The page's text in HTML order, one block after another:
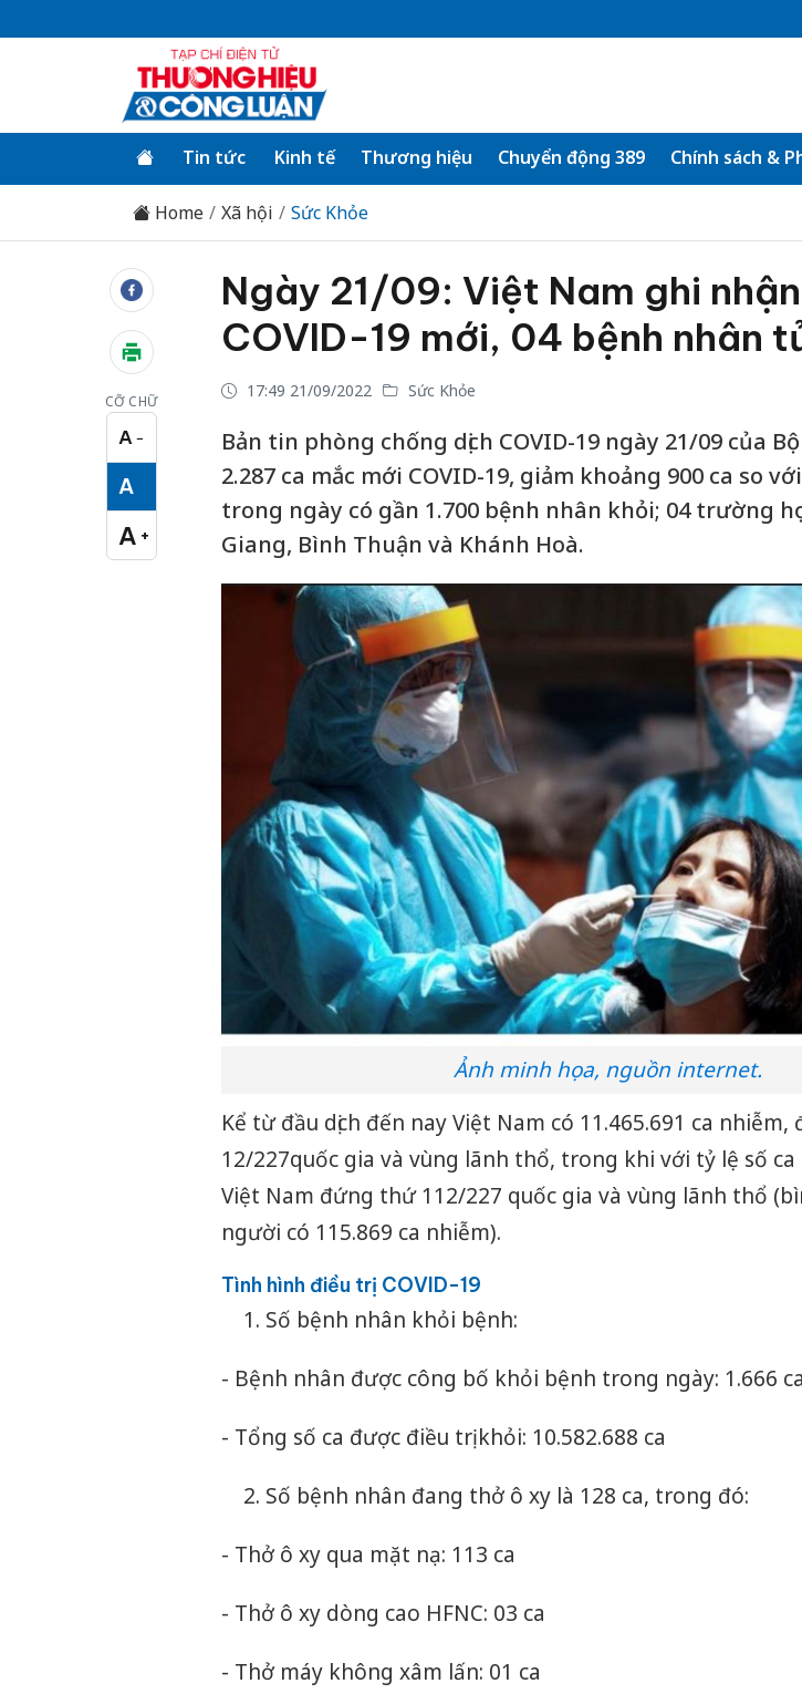
Tin tức Kinh tế Thương hiệu Chuyển động 389 Chính sách &
Home Xã hội Sức Khỏe
CỠ CHỮ
A −
Cỡ chữ nhỏ
A
Cỡ chữ vừa
A +
Cỡ chữ lớn
Ngày 21/09: Việt Nam ghi
COVID-19 mới, 04 bệnh nhân
17:49 21/09/2022 Sức Khỏe
Bản tin phòng chống dịch COVID-19 ngày 21/09 của
2.287 ca mắc mới COVID-19, giảm khoảng 900 ca so
trong ngày có gần 1.700 bệnh nhân khỏi; 04 trường
Giang, Bình Thuận và Khánh Hoà.
Ảnh minh họa, nguồn internet.
Kể từ đầu dịch đến nay Việt Nam có 11.465.691 ca
12/227quốc gia và vùng lãnh thổ, trong khi với tỷ lệ số
Việt Nam đứng thứ 112/227 quốc gia và vùng lãnh thổ
người có 115.869 ca nhiễm).
Tình hình điều trị COVID-19
Số bệnh nhân khỏi bệnh:
- Bệnh nhân được công bố khỏi bệnh trong ngày: 1.666 ca
- Tổng số ca được điều trị khỏi: 10.582.688 ca
Số bệnh nhân đang thở ô xy là 128 ca, trong đó:
- Thở ô xy qua mặt nạ: 113 ca
- Thở ô xy dòng cao HFNC: 03 ca
- Thở máy không xâm lấn: 01 ca